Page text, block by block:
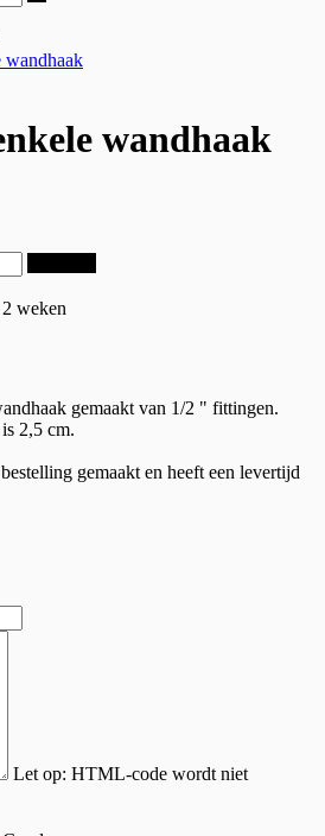
wandhaak
wandhaak
weken
gemaakt van 1/2 " fittingen.
2,5 cm.
gemaakt en heeft een levertijd
Let op: HTML-code wordt niet